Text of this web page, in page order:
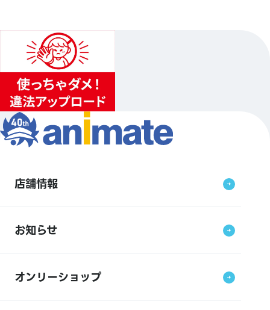
店舗情報
お知らせ
オンリーショップ